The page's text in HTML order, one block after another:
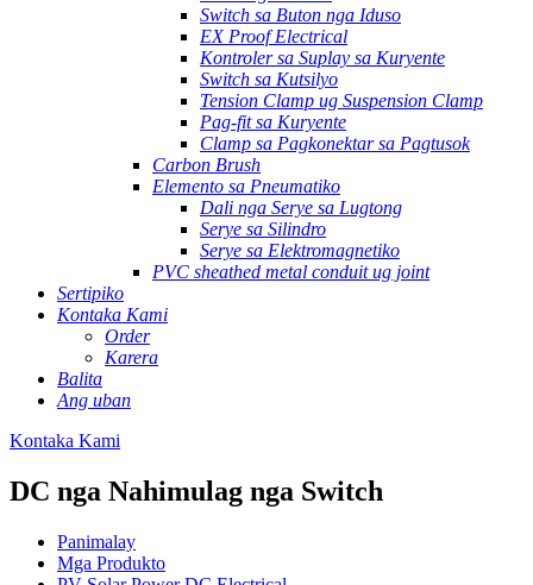
Switch sa Buton nga Iduso
EX Proof Electrical
Kontroler sa Suplay sa Kuryente
Switch sa Kutsilyo
Tension Clamp ug Suspension Clamp
Pag-fit sa Kuryente
Clamp sa Pagkonektar sa Pagtusok
Carbon Brush
Elemento sa Pneumatiko
Dali nga Serye sa Lugtong
Serye sa Silindro
Serye sa Elektromagnetiko
PVC sheathed metal conduit ug joint
Sertipiko
Kontaka Kami
Order
Karera
Balita
Ang uban
Kontaka Kami
DC nga Nahimulag nga Switch
Panimalay
Mga Produkto